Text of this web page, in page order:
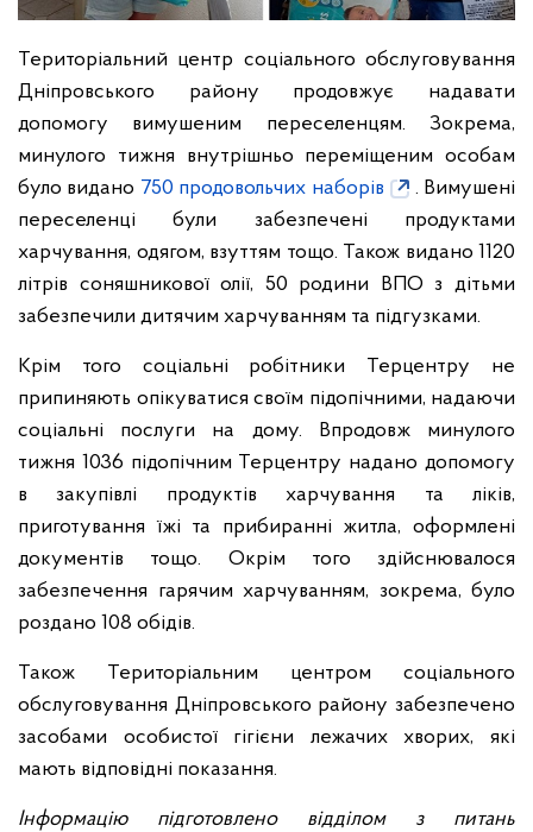
Територіальний центр соціального обслуговування
Дніпровського району продовжує надавати
допомогу вимушеним переселенцям. Зокрема,
минулого тижня внутрішньо переміщеним особам
було видано 750 продовольчих наборів
. Вимушені
переселенці були забезпечені продуктами
харчування, одягом, взуттям тощо. Також видано 1120
літрів соняшникової олії, 50 родини ВПО з дітьми
забезпечили дитячим харчуванням та підгузками.
Крім того соціальні робітники Терцентру не
припиняють опікуватися своїм підопічними, надаючи
соціальні послуги на дому. Впродовж минулого
тижня 1036 підопічним Терцентру надано допомогу
в закупівлі продуктів харчування та ліків,
приготування їжі та прибиранні житла, оформлені
документів тощо. Окрім того здійснювалося
забезпечення гарячим харчуванням, зокрема, було
роздано 108 обідів.
Також Територіальним центром соціального
обслуговування Дніпровського району забезпечено
засобами особистої гігієни лежачих хворих, які
мають відповідні показання.
Інформацію підготовлено відділом з питань